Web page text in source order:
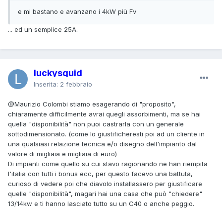
e mi bastano e avanzano i 4kW più Fv
... ed un semplice 25A.
luckysquid
Inserita: 2 febbraio
@Maurizio Colombi stiamo esagerando di "proposito",
chiaramente difficilmente avrai quegli assorbimenti, ma se hai
quella "disponibilità" non puoi castrarla con un generale
sottodimensionato. (come lo giustificheresti poi ad un cliente in
una qualsiasi relazione tecnica e/o disegno dell'impianto dal
valore di migliaia e migliaia di euro)
Di impianti come quello su cui stavo ragionando ne han riempita
l'italia con tutti i bonus ecc, per questo facevo una battuta,
curioso di vedere poi che diavolo installassero per giustificare
quelle "disponibilità", magari hai una casa che può "chiedere"
13/14kw e ti hanno lasciato tutto su un C40 o anche peggio.